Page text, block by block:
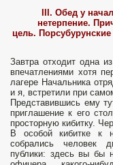
III. Обед у
нетерпение.
цель.
Завтра отходит одна
впечатлениями хотя
лагере Начальника
и я, встретили при
Представившись ему
приглашение к его
просторную кибитку.
В особой кибитке к
собрались человек
публики: здесь вы бы